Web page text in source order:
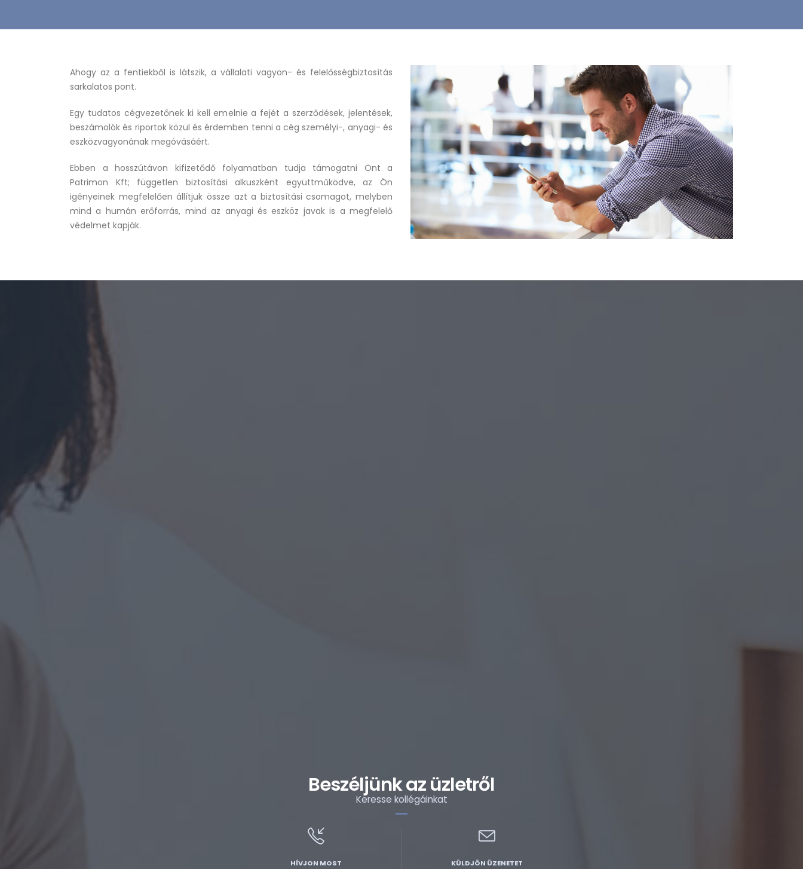
Ahogy az a fentiekből is látszik, a vállalati vagyon- és felelősségbiztosítás
sarkalatos pont.
Egy tudatos cégvezetőnek ki kell emelnie a fejét a szerződések, jelentések,
beszámolók és riportok közül és érdemben tenni a cég személyi-, anyagi- és
eszközvagyonának megóvásáért.
Ebben a hosszútávon kifizetődő folyamatban tudja támogatni Önt a
Patrimon Kft; független biztosítási alkuszként együttműködve, az Ön
igényeinek megfelelően állítjuk össze azt a biztosítási csomagot, melyben
mind a humán erőforrás, mind az anyagi és eszköz javak is a megfelelő
védelmet kapják.
Beszéljünk az üzletről
Keresse kollégáinkat
HÍVJON MOST KÜLDJÖN ÜZENETET